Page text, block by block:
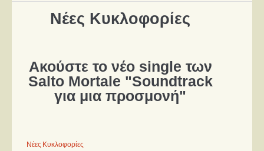
Ραπόρτο
Θέατρο
Συνεντεύξεις
Δίσκοι
Νέες Κυκλοφορίες
Ακούστε το νέο single των
Salto Mortale "Soundtrack
για μια προσμονή"
Νέες Κυκλοφορίες